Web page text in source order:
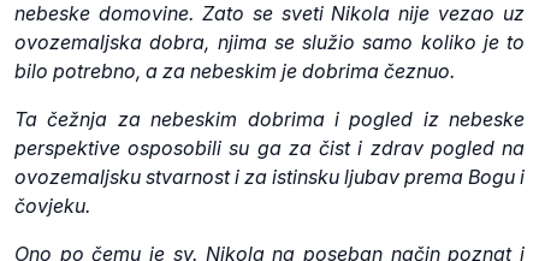
nebeske domovine. Zato se sveti Nikola nije vezao uz
ovozemaljska dobra, njima se služio samo koliko je to
bilo potrebno, a za nebeskim je dobrima čeznuo.
Ta čežnja za nebeskim dobrima i pogled iz nebeske
perspektive osposobili su ga za čist i zdrav pogled na
ovozemaljsku stvarnost i za istinsku ljubav prema Bogu i
čovjeku.
Ono po čemu je sv. Nikola na poseban način poznat i